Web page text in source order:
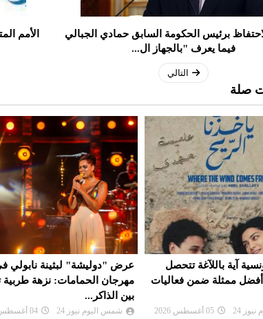
برئيس الحكومة السابق حمادي الجبالي
فيما يعرف "بالجهاز ال...
التالي
الأمم
صلة
لبثينة نابولي في
نزهة طربية تمزج
24 04 أغسطس 2026
فرقة روندو فينيزيانو الإيطالية..
تتحول الموسيقى إلى ذاكرة
شمس اليوم نيوز 24